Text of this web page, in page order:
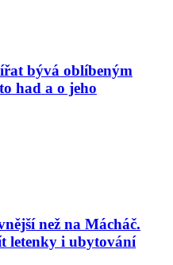
bývá oblíbeným
had a o jeho
než na Mácháč.
letenky i ubytování